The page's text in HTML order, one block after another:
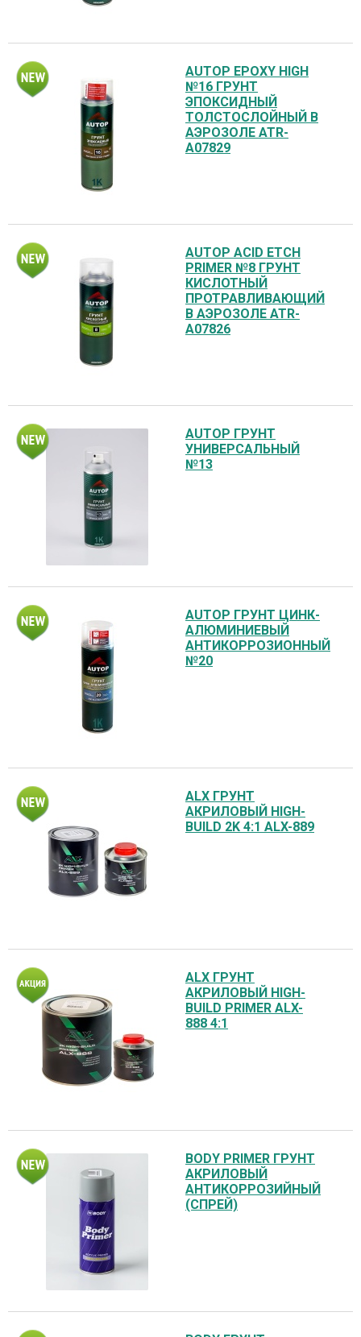
AUTOP EPOXY HIGH
№16 ГРУНТ
ЭПОКСИДНЫЙ
ТОЛСТОСЛОЙНЫЙ В
АЭРОЗОЛЕ ATR-
A07829
AUTOP ACID ETCH
PRIMER №8 ГРУНТ
КИСЛОТНЫЙ
ПРОТРАВЛИВАЮЩИЙ
В АЭРОЗОЛЕ ATR-
A07826
AUTOP ГРУНТ
УНИВЕРСАЛЬНЫЙ
№13
AUTOP ГРУНТ ЦИНК-
АЛЮМИНИЕВЫЙ
АНТИКОРРОЗИОННЫЙ
№20
ALX ГРУНТ
АКРИЛОВЫЙ HIGH-
BUILD 2K 4:1 ALX-889
ALX ГРУНТ
АКРИЛОВЫЙ HIGH-
BUILD PRIMER ALX-
888 4:1
BODY PRIMER ГРУНТ
АКРИЛОВЫЙ
АНТИКОРРОЗИЙНЫЙ
(СПРЕЙ)